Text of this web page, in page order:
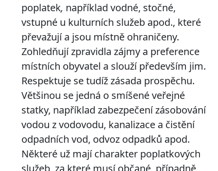
poplatek, například vodné, stočné,
vstupné u kulturních služeb apod., které
převažují a jsou místně ohraničeny.
Zohledňují zpravidla zájmy a preference
místních obyvatel a slouží především jim.
Respektuje se tudíž zásada prospěchu.
Většinou se jedná o smíšené veřejné
statky, například zabezpečení zásobování
vodou z vodovodu, kanalizace a čistění
odpadních vod, odvoz odpadků apod.
Některé už mají charakter poplatkových
služeb, za které musí občané, případně